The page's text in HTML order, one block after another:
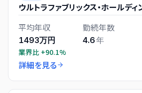
ウルトラファブリックス・ホールデ
平均年収
1493万円
業界比 +90.1%
勤続年数
4.6年
詳細を見る